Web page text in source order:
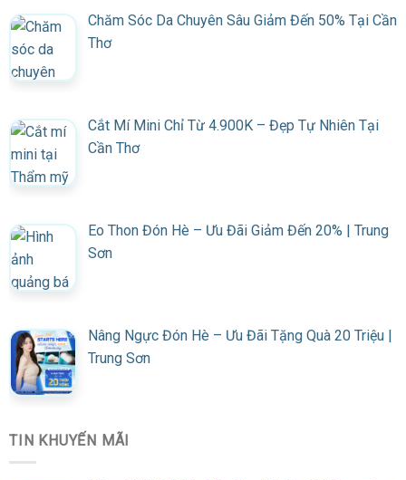
Chăm Sóc Da Chuyên Sâu Giảm Đến 50% Tại Cần
Thơ
Cắt Mí Mini Chỉ Từ 4.900K – Đẹp Tự Nhiên Tại
Cần Thơ
Eo Thon Đón Hè – Ưu Đãi Giảm Đến 20% | Trung
Sơn
Nâng Ngực Đón Hè – Ưu Đãi Tặng Quà 20 Triệu |
Trung Sơn
TIN KHUYẾN MÃI